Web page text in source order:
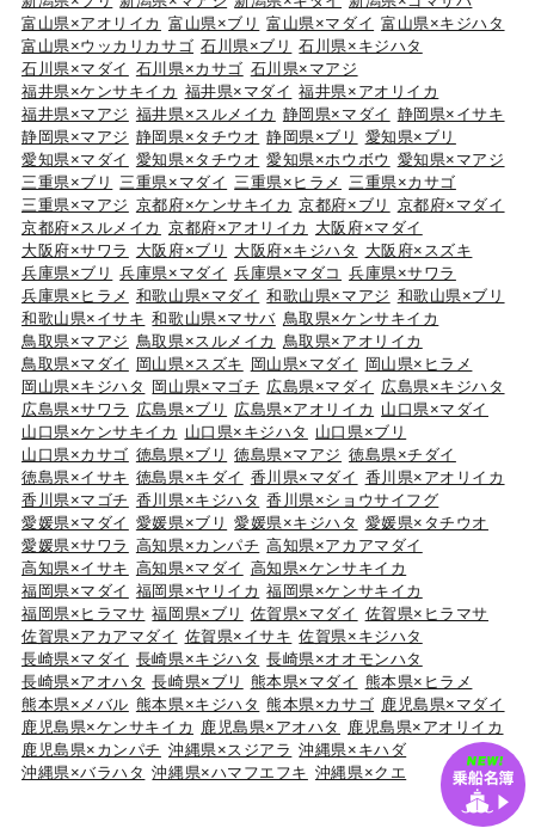
富山県×アオリイカ 富山県×ブリ 富山県×マダイ 富山県×キジハタ
富山県×ウッカリカサゴ 石川県×ブリ
石川県×キジハタ
石川県×マダイ 石川県×カサゴ 石川県×マアジ
福井県×ケンサキイカ 福井県×マダイ 福井県×アオリイカ
福井県×マアジ 福井県×スルメイカ 静岡県×マダイ 静岡県×イサキ
静岡県×マアジ 静岡県×タチウオ 静岡県×ブリ
愛知県×ブリ
愛知県×マダイ 愛知県×タチウオ 愛知県×ホウボウ 愛知県×マアジ
三重県×ブリ
三重県×マダイ 三重県×ヒラメ
三重県×カサゴ
三重県×マアジ 京都府×ケンサキイカ 京都府×ブリ
京都府×マダイ
京都府×スルメイカ 京都府×アオリイカ
大阪府×マダイ
大阪府×サワラ
大阪府×ブリ 大阪府×キジハタ
大阪府×スズキ
兵庫県×ブリ
兵庫県×マダイ 兵庫県×マダコ
兵庫県×サワラ
兵庫県×ヒラメ 和歌山県×マダイ 和歌山県×マアジ 和歌山県×ブリ
和歌山県×イサキ 和歌山県×マサバ 鳥取県×ケンサキイカ
鳥取県×マアジ 鳥取県×スルメイカ
鳥取県×アオリイカ
鳥取県×マダイ
岡山県×スズキ 岡山県×マダイ
岡山県×ヒラメ
岡山県×キジハタ 岡山県×マゴチ 広島県×マダイ 広島県×キジハタ
広島県×サワラ
広島県×ブリ 広島県×アオリイカ 山口県×マダイ
山口県×ケンサキイカ
山口県×キジハタ
山口県×ブリ
山口県×カサゴ 徳島県×ブリ 徳島県×マアジ 徳島県×チダイ
徳島県×イサキ 徳島県×キダイ 香川県×マダイ 香川県×アオリイカ
香川県×マゴチ 香川県×キジハタ 香川県×ショウサイフグ
愛媛県×マダイ 愛媛県×ブリ 愛媛県×キジハタ 愛媛県×タチウオ
愛媛県×サワラ 高知県×カンパチ 高知県×アカアマダイ
高知県×イサキ 高知県×マダイ 高知県×ケンサキイカ
福岡県×マダイ 福岡県×ヤリイカ 福岡県×ケンサキイカ
福岡県×ヒラマサ 福岡県×ブリ 佐賀県×マダイ 佐賀県×ヒラマサ
佐賀県×アカアマダイ 佐賀県×イサキ 佐賀県×キジハタ
長崎県×マダイ 長崎県×キジハタ 長崎県×オオモンハタ
長崎県×アオハタ 長崎県×ブリ 熊本県×マダイ 熊本県×ヒラメ
熊本県×メバル 熊本県×キジハタ 熊本県×カサゴ 鹿児島県×マダイ
鹿児島県×ケンサキイカ
鹿児島県×アオハタ
鹿児島県×アオリイカ
鹿児島県×カンパチ 沖縄県×スジアラ 沖縄県×キハダ
沖縄県×バラハタ 沖縄県×ハマフエフキ 沖縄県×クエ